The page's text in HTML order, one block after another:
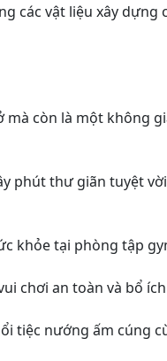
các vật liệu xây
còn là một không
phút thư giãn tuyệt
khỏe tại phòng tập
chơi an toàn và bổ
tiệc nướng ấm cúng